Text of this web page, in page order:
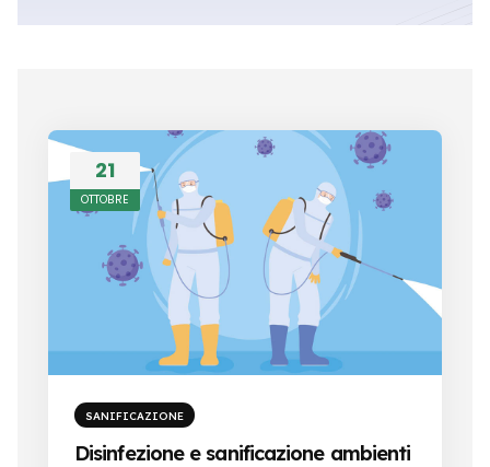
21
OTTOBRE
SANIFICAZIONE
Disinfezione e sanificazione ambienti